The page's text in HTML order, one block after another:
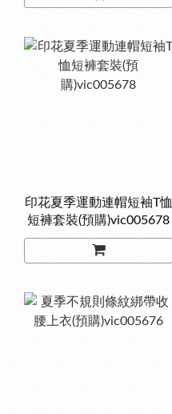
印花夏季運動連帽短袖T恤
短褲套裝(預購)vic005678